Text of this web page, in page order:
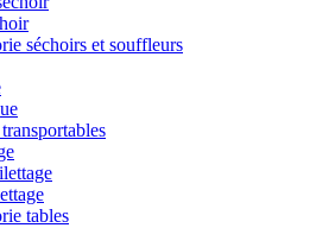
séchoirs et souffleurs
tables